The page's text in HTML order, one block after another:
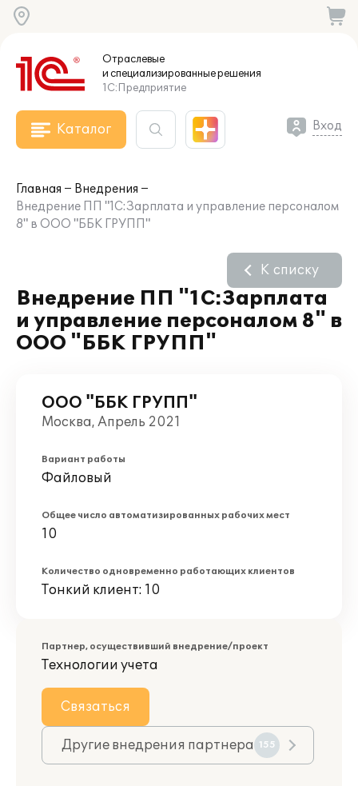
Отраслевые
и специализированныерешения
1С:Предприятие
Каталог Вход
Главная
Внедрения
Внедрение ПП "1С:Зарплата и управление персоналом
8" в ООО "ББК ГРУПП"
Внедрение ПП "1С:Зарплата
и управление персоналом 8" в
ООО "ББК ГРУПП"
К списку
ООО "ББК ГРУПП"
Москва, Апрель 2021
Вариант работы
Файловый
Общее число автоматизированных рабочих мест
10
Количество одновременно работающих клиентов
Тонкий клиент: 10
Партнер, осуществивший внедрение/проект
Технологии учета
Связаться
Другие внедрения партнера 155